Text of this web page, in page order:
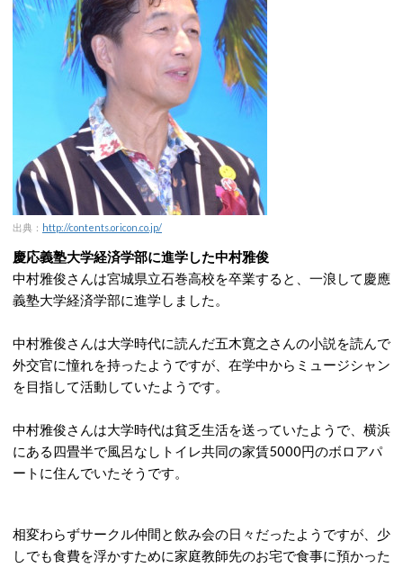
出典： http://contents.oricon.co.jp/
慶応義塾大学経済学部に進学した中村雅俊
中村雅俊さんは宮城県立石巻高校を卒業すると、一浪して慶應
義塾大学経済学部に進学しました。
中村雅俊さんは大学時代に読んだ五木寛之さんの小説を読んで
外交官に憧れを持ったようですが、在学中からミュージシャン
を目指して活動していたようです。
中村雅俊さんは大学時代は貧乏生活を送っていたようで、横浜
にある四畳半で風呂なしトイレ共同の家賃5000円のボロアパ
ートに住んでいたそうです。
相変わらずサークル仲間と飲み会の日々だったようですが、少
しでも食費を浮かすために家庭教師先のお宅で食事に預かった